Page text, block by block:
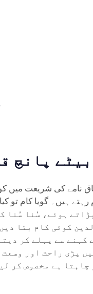
:بیٹے پانچ
ہیں۔ گویا کام تو
بڑبڑاتے ہوئے، سُنا
۴: چوتھی قسم کے وہ بیٹے ہیں
کے کام اُن کے کہنے
پڑی راحت اور وسعت
ہے مخصوص کر